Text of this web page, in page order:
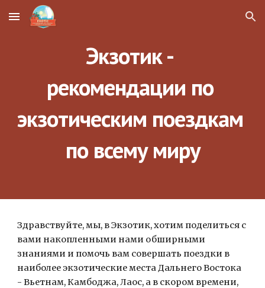
Skip to main content Skip to navigation
Экзотик -
рекомендации по
экзотическим поездкам
по всему миру
Здравствуйте, мы, в Экзотик, хотим поделиться с
вами накопленными нами обширными
знаниями и помочь вам совершать поездки в
наиболее экзотические места Дальнего Востока
- Вьетнам, Камбоджа, Лаос, а в скором времени,